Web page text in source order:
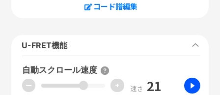
コード譜編集
U-FRET機能
自動スクロール速度
ー + 速さ 21